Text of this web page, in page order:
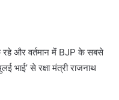
और वर्तमान में BJP के सबसे
भाई’ से रक्षा मंत्री राजनाथ